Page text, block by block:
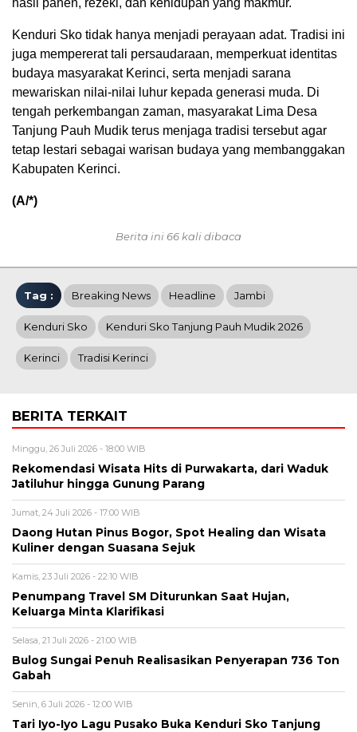
hasil panen, rezeki, dan kehidupan yang makmur.
Kenduri Sko tidak hanya menjadi perayaan adat. Tradisi ini
juga mempererat tali persaudaraan, memperkuat identitas
budaya masyarakat Kerinci, serta menjadi sarana
mewariskan nilai-nilai luhur kepada generasi muda. Di
tengah perkembangan zaman, masyarakat Lima Desa
Tanjung Pauh Mudik terus menjaga tradisi tersebut agar
tetap lestari sebagai warisan budaya yang membanggakan
Kabupaten Kerinci.
(A/*)
Berita ini 66 kali dibaca
Tag : Breaking News Headline Jambi
Kenduri Sko Kenduri Sko Tanjung Pauh Mudik 2026
Kerinci Tradisi Kerinci
BERITA TERKAIT
Minggu, 26 Juli 2026 - 18:00 WIB
Rekomendasi Wisata Hits di Purwakarta, dari Waduk
Jatiluhur hingga Gunung Parang
Jumat, 24 Juli 2026 - 17:00 WIB
Daong Hutan Pinus Bogor, Spot Healing dan Wisata
Kuliner dengan Suasana Sejuk
Kamis, 23 Juli 2026 - 22:10 WIB
Penumpang Travel SM Diturunkan Saat Hujan,
Keluarga Minta Klarifikasi
Selasa, 21 Juli 2026 - 21:00 WIB
Bulog Sungai Penuh Realisasikan Penyerapan 736 Ton
Gabah
Senin, 6 Juli 2026 - 12:00 WIB
Tari Iyo-Iyo Lagu Pusako Buka Kenduri Sko Tanjung